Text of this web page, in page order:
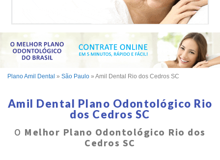
Plano Amil Dental » São Paulo » Amil Dental Rio dos Cedros SC
Amil Dental Plano Odontológico Rio
dos Cedros SC
O Melhor Plano Odontológico Rio dos
Cedros SC